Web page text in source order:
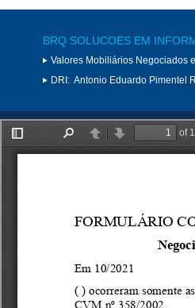
BRQ SOLUCOES EM
Valores Mobiliários Negociados
DRI: Antonio Eduardo Pimentel